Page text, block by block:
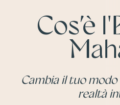
Cos’è
Cambia il tuo
realtà